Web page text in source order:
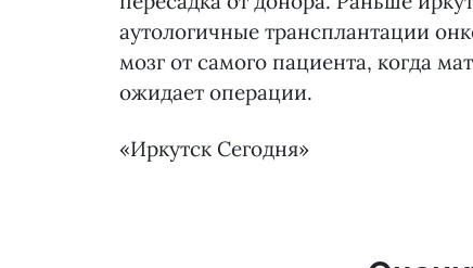
аутологичные трансплантации
мозг от самого пациента, когда
ожидает операции.
«Иркутск Сегодня»